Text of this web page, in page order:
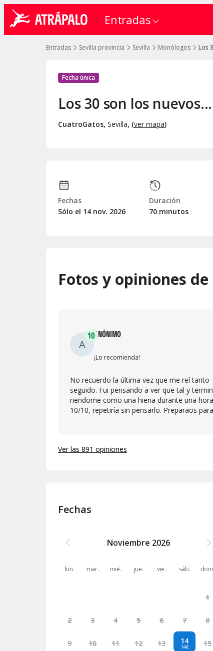
Entradas
Entradas Sevilla provincia Sevilla Monólogos Los
Fecha única
Los 30 son los
CuatroGatos, Sevilla, (ver mapa)
Fechas
Sólo el 14 nov. 2026
Duración
70 minutos
Fotos y opiniones
A
10ANÓNIMO
¡Lo recomienda!
No recuerdo la última vez que me reí tanto
seguido. Fui pensando a ver que tal y
riendome como una hiena durante una
10/10, repetiría sin pensarlo. Preparaos para
Ver las 891 opiniones
Fechas
Noviembre 2026
lun. mar. mié. jue. vie. sáb.
1
2 3 4 5 6 7 8
9 10 11 12 13 14
14€ 15